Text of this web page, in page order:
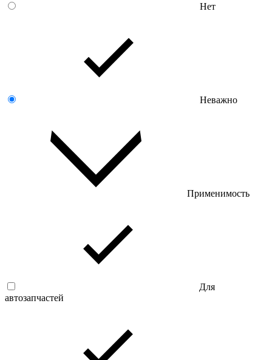
Нет
Неважно
Применимость
Для
автозапчастей